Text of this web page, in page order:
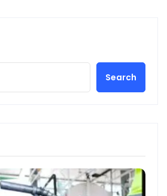
Search